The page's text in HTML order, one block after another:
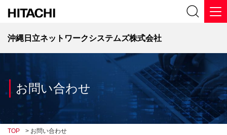
沖縄日立ネットワークシステムズ株式会社
お問い合わせ
TOP > お問い合わせ